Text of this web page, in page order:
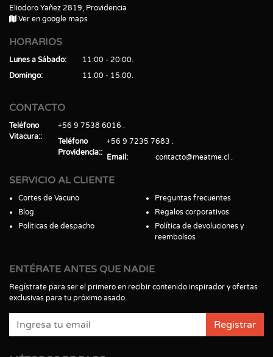
Eliodoro Yañez 2819, Providencia
Ver en google maps
HORARIOS
Lunes a Sábado
11:00 - 20:00
Domingo
11:00 - 15:00
CONTACTO
Teléfono
Vitacura:
+56 9 7538 6016
Teléfono
Providencia:
+56 9 7235 7683
Email
contacto@meatme.cl
SERVICIO AL CLIENTE
Cortes de Vacuno
Blog
Políticas de despacho
Preguntas frecuentes
Regalos corporativos
Política de devoluciones y
reembolsos
ENTÉRATE ANTES QUE NADIE
Regístrate para ser el primero en recibir contenido inspirador y ofertas
exclusivas para tu próximo asado.
Registrar